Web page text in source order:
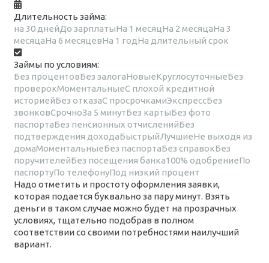
Длительность займа:
на 30 днейДо зарплатыНа 1 месяцНа 2 месяцаНа 3
месяцаНа 6 месяцевНа 1 годНа длительный срок
Займы по условиям:
Без процентовБез залогаНовыеКруглосуточныеБез
проверокМоментальныеС плохой кредитной
историейБез отказаС просрочкамиЭкспрессБез
звонковСрочноЗа 5 минутБез картыБез фото
паспортаБез пенсионных отчисленийБез
подтверждения доходаБыстрыйЛучшиеНе выходя из
домаМоментальныеБез паспортаБез справокБез
поручителейБез посещения банка100% одобрениеПо
паспортуПо телефонуПод низкий процент
Надо отметить и простоту оформления заявки,
которая подается буквально за пару минут. Взять
деньги в таком случае можно будет на прозрачных
условиях, тщательно подобрав в полном
соответствии со своими потребностями наилучший
вариант.